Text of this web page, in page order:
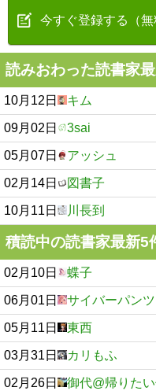
今すぐ登録する（無
読みおわった読書家
10月12日 キム
09月02日 3sai
05月07日 アッシュ
02月14日 図書子
10月11日 川長到
積読中の読書家最新5
02月10日 蝶子
06月01日 サイバーパンツ
05月11日 東西
03月31日 カリもふ
02月26日 御代@帰りた